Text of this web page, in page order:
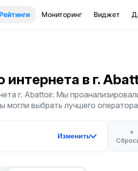
Рейтинги Мониторинг Виджет
интернета в г.
г. Abattoir. Мы
могли выбрать лучшего
Изменить
×